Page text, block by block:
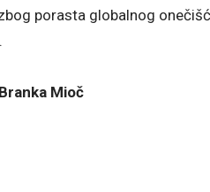
porasta globalnog
Mioč